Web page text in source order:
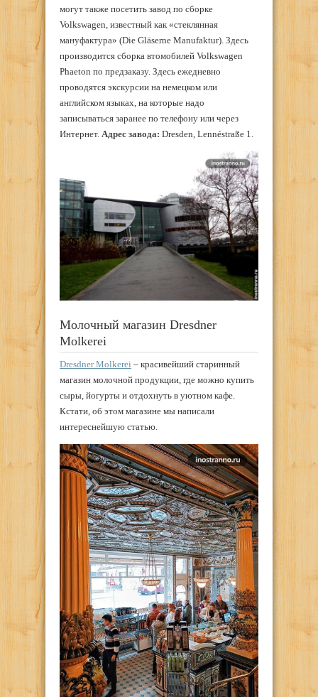
могут также посетить завод по сборке
Volkswagen, известный как «стеклянная
мануфактура» (Die Gläserne Manufaktur). Здесь
производится сборка втомобилей Volkswagen
Phaeton по предзаказу. Здесь ежедневно
проводятся экскурсии на немецком или
английском языках, на которые надо
записываться заранее по телефону или через
Интернет. Адрес завода: Dresden, Lennéstraße 1.
Молочный магазин Dresdner
Molkerei
Dresdner Molkerei – красивейший старинный
магазин молочной продукции, где можно купить
сыры, йогурты и отдохнуть в уютном кафе.
Кстати, об этом магазине мы написали
интереснейшую статью.